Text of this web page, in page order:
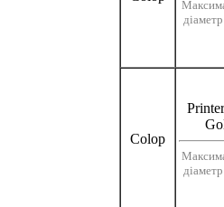
Colop